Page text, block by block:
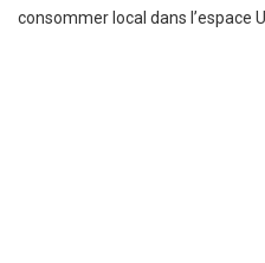
consommer local dans l’espace